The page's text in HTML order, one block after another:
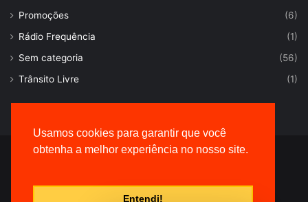
Usamos cookies para garantir que você
obtenha a melhor experiência no nosso site.
Entendi!
Promoções
(6)
Rádio Frequência
(1)
Sem categoria
(56)
Trânsito Livre
(1)